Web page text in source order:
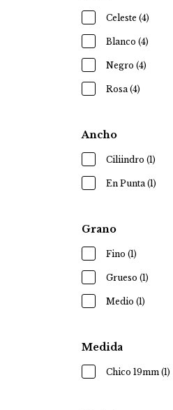
Celeste (4)
Blanco (4)
Negro (4)
Rosa (4)
Ancho
Ciliindro (1)
En Punta (1)
Grano
Fino (1)
Grueso (1)
Medio (1)
Medida
Chico 19mm (1)